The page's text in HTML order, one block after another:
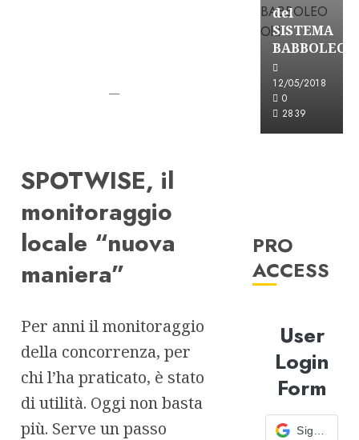
—
SPOTWISE, il
monitoraggio
locale “nuova
maniera”
Per anni il monitoraggio
della concorrenza, per
chi l’ha praticato, è stato
di utilità. Oggi non basta
più. Serve un passo
del
SISTEMA
BABBOLEO
12/05/2018
0
2839
PRO
ACCESS
User
Login
Form